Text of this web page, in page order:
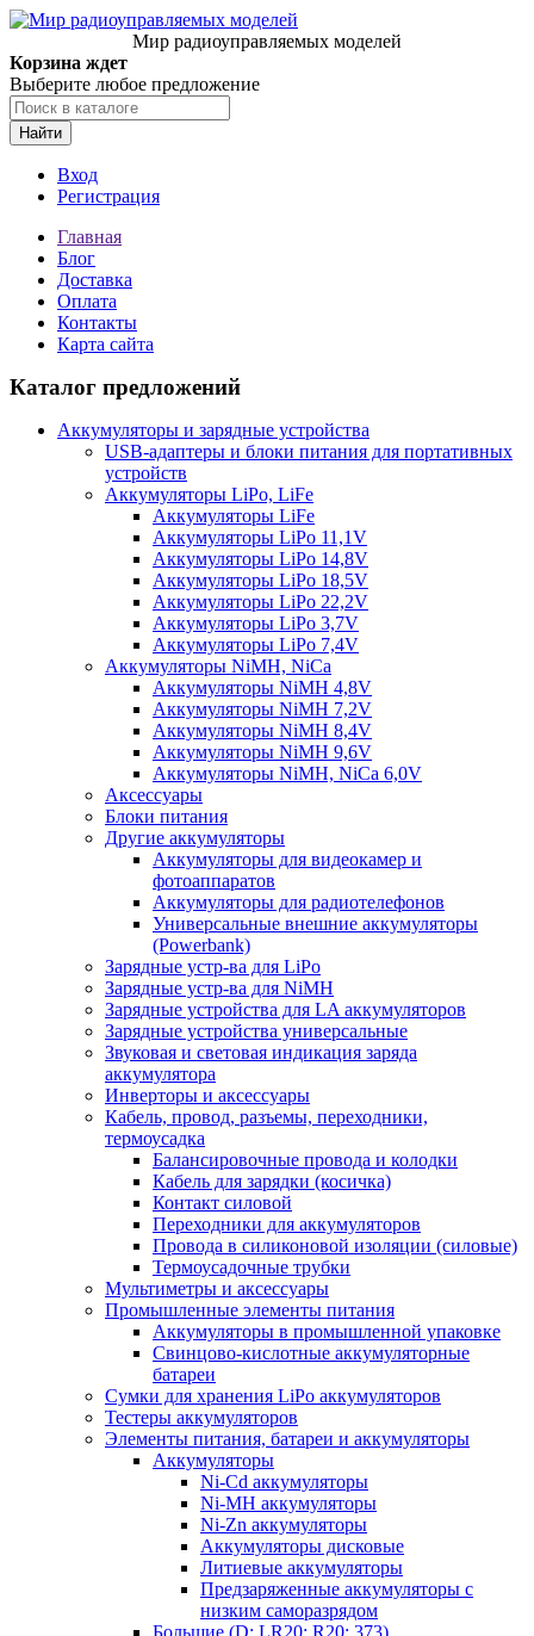
Мир радиоуправляемых моделей
Корзина ждет
Выберите любое предложение
Найти
Вход
Регистрация
Главная
Блог
Доставка
Оплата
Контакты
Карта сайта
Каталог предложений
Аккумуляторы и зарядные устройства
USB-адаптеры и блоки питания для портативных
устройств
Аккумуляторы LiPo, LiFe
Аккумуляторы LiFe
Аккумуляторы LiPo 11,1V
Аккумуляторы LiPo 14,8V
Аккумуляторы LiPo 18,5V
Аккумуляторы LiPo 22,2V
Аккумуляторы LiPo 3,7V
Аккумуляторы LiPo 7,4V
Аккумуляторы NiMH, NiCa
Аккумуляторы NiMH 4,8V
Аккумуляторы NiMH 7,2V
Аккумуляторы NiMH 8,4V
Аккумуляторы NiMH 9,6V
Аккумуляторы NiMH, NiCa 6,0V
Аксессуары
Блоки питания
Другие аккумуляторы
Аккумуляторы для видеокамер и
фотоаппаратов
Аккумуляторы для радиотелефонов
Универсальные внешние аккумуляторы
(Powerbank)
Зарядные устр-ва для LiPo
Зарядные устр-ва для NiMH
Зарядные устройства для LA аккумуляторов
Зарядные устройства универсальные
Звуковая и световая индикация заряда
аккумулятора
Инверторы и аксессуары
Кабель, провод, разъемы, переходники,
термоусадка
Балансировочные провода и колодки
Кабель для зарядки (косичка)
Контакт силовой
Переходники для аккумуляторов
Провода в силиконовой изоляции (силовые)
Термоусадочные трубки
Мультиметры и аксессуары
Промышленные элементы питания
Аккумуляторы в промышленной упаковке
Свинцово-кислотные аккумуляторные
батареи
Сумки для хранения LiPo аккумуляторов
Тестеры аккумуляторов
Элементы питания, батареи и аккумуляторы
Аккумуляторы
Ni-Cd аккумуляторы
Ni-MH аккумуляторы
Ni-Zn аккумуляторы
Аккумуляторы дисковые
Литиевые аккумуляторы
Предзаряженные аккумуляторы с
низким саморазрядом
Большие (D; LR20; R20; 373)